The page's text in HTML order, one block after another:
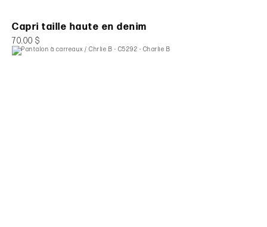
Capri taille haute en denim
70.00 $